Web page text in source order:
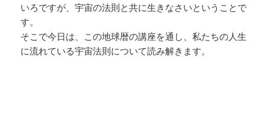
いろですが、宇宙の法則と共に生きなさいということで
す。
そこで今日は、この地球暦の講座を通し、私たちの人生
に流れている宇宙法則について読み解きます。